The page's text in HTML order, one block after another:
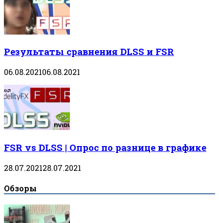
Результаты сравнения DLSS и FSR
06.08.202106.08.2021
FSR vs DLSS | Опрос по разнице в графике
28.07.202128.07.2021
Обзоры